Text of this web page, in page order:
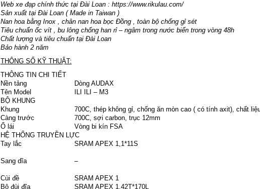
Web xe đạp chính thức tại Đài Loan : https://www.rikulau.com/
Sản xuất tại Đài Loan ( Made in Taiwan )
Nan hoa bằng Inox , chân nan hoa bọc Đồng , toàn bộ chống gỉ sét
Tiêu chuẩn ốc vít , bu lông chống han rỉ – ngâm trong nước biển trong vòng 48h
Chất lượng và tiêu chuẩn tại Đài Loan
Bảo hành 2 năm
THÔNG SỐ KỸ THUẬT:
THÔNG TIN CHI TIẾT
Nền tảng
Dòng AUDAX
Tên Model
ILI ILI – M3
BỘ KHUNG
Khung
700C, thép không gỉ, chống ăn mòn cao ( có tính axit), chất
Càng trước
700C, sợi carbon, trục 12mm
Ổ lái
Vòng bi kín FSA
HỆ THỐNG TRUYỀN LỰC
Tay lắc
SRAM APEX 1,1*11S
Sang dĩa –
Cùi đề
SRAM APEX 1
Bộ đùi đĩa
SRAM APEX 1,42T*170L